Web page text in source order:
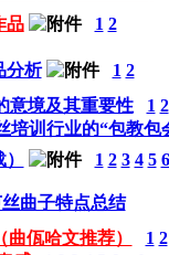
品
1 2
分析 1 2
意境及其重要性
1 2
培训行业的“包教包
1 2 3 4 5 6
曲子特点总结
佤哈文推荐）
1 2